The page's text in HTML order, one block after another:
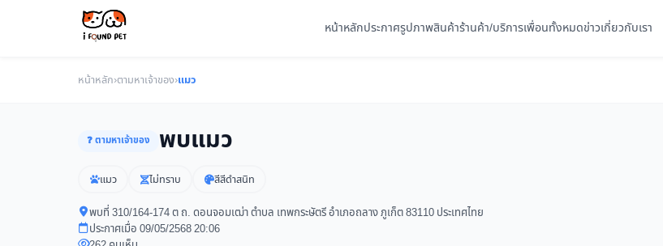
หน้าหลักประกาศรูปภาพสินค้าร้านค้า/บริการเพื่อนทั้งหมดข่าวเกี่ยวกับเรา
หน้าหลัก›ตามหาเจ้าของ›แมว
❓ ตามหาเจ้าของ พบแมว
แมว ไม่ทราบ สีสีดำสนิท
พบที่ 310/164-174 ต ถ. ดอนจอมเฒ่า ตำบล เทพกระษัตรี อำเภอถลาง ภูเก็ต 83110 ประเทศไทย
ประกาศเมื่อ 09/05/2568 20:06